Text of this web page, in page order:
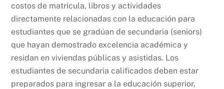
costos de matrícula, libros y actividades
directamente relacionadas con la educación para
estudiantes que se gradúan de secundaria (seniors)
que hayan demostrado excelencia académica y
residan en viviendas públicas y asistidas. Los
estudiantes de secundaria calificados deben estar
preparados para ingresar a la educación superior,